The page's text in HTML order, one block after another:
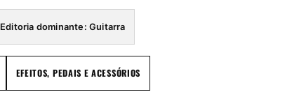
Editoria dominante: Guitarra
EFEITOS, PEDAIS E ACESSÓRIOS